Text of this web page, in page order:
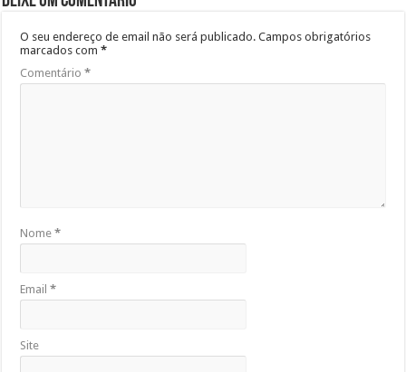
O seu endereço de email não será publicado. Campos obrigatórios
marcados com*
Comentário*
Nome*
Email*
Site